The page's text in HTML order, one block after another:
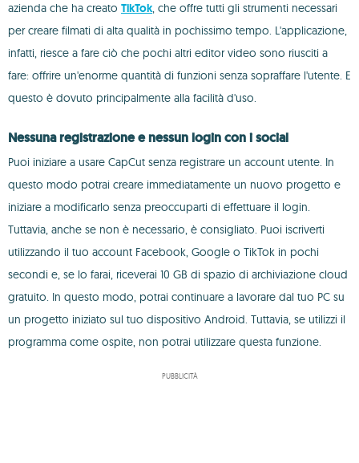
azienda che ha creato TikTok, che offre tutti gli strumenti necessari
per creare filmati di alta qualità in pochissimo tempo. L'applicazione,
infatti, riesce a fare ciò che pochi altri editor video sono riusciti a
fare: offrire un'enorme quantità di funzioni senza sopraffare l'utente. E
questo è dovuto principalmente alla facilità d'uso.
Nessuna registrazione e nessun login con i social
Puoi iniziare a usare CapCut senza registrare un account utente. In
questo modo potrai creare immediatamente un nuovo progetto e
iniziare a modificarlo senza preoccuparti di effettuare il login.
Tuttavia, anche se non è necessario, è consigliato. Puoi iscriverti
utilizzando il tuo account Facebook, Google o TikTok in pochi
secondi e, se lo farai, riceverai 10 GB di spazio di archiviazione cloud
gratuito. In questo modo, potrai continuare a lavorare dal tuo PC su
un progetto iniziato sul tuo dispositivo Android. Tuttavia, se utilizzi il
programma come ospite, non potrai utilizzare questa funzione.
PUBBLICITÀ